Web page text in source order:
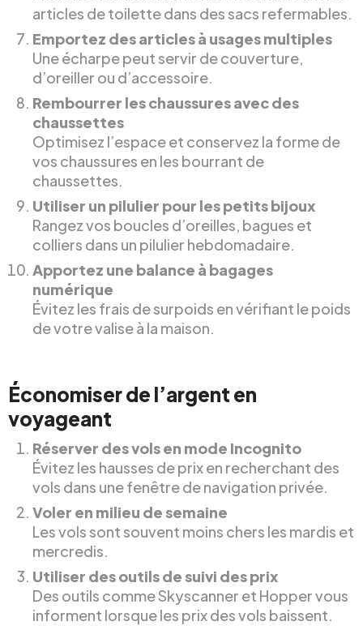
articles de toilette dans des sacs refermables.
Emportez des articles à usages multiples
Une écharpe peut servir de couverture,
d’oreiller ou d’accessoire.
Rembourrer les chaussures avec des
chaussettes
Optimisez l’espace et conservez la forme de
vos chaussures en les bourrant de
chaussettes.
Utiliser un pilulier pour les petits bijoux
Rangez vos boucles d’oreilles, bagues et
colliers dans un pilulier hebdomadaire.
Apportez une balance à bagages
numérique
Évitez les frais de surpoids en vérifiant le poids
de votre valise à la maison.
Économiser de l’argent en
voyageant
Réserver des vols en mode Incognito
Évitez les hausses de prix en recherchant des
vols dans une fenêtre de navigation privée.
Voler en milieu de semaine
Les vols sont souvent moins chers les mardis et
mercredis.
Utiliser des outils de suivi des prix
Des outils comme Skyscanner et Hopper vous
informent lorsque les prix des vols baissent.